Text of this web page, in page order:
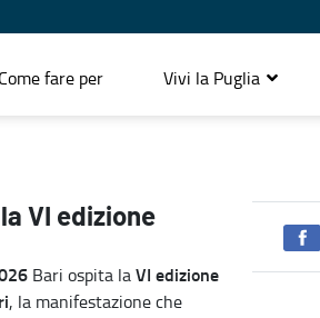
Come fare per Vivi la Puglia
VI edizione
Bari ospita laVI edizione
, la manifestazione che